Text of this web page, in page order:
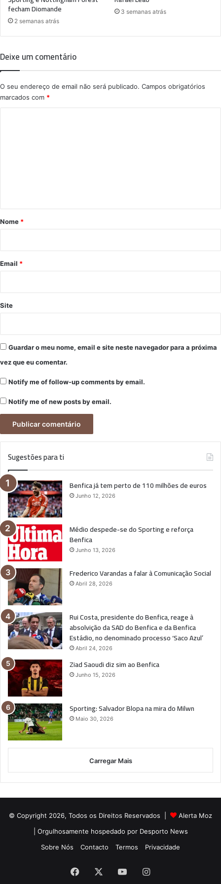
fecham Diomande
2 semanas atrás
3 semanas atrás
Deixe um comentário
O seu endereço de email não será publicado. Campos obrigatórios
marcados com *
r
*
Nome *
Email *
Site
Guardar o meu nome, email e site neste navegador para a próxima
vez que eu comentar.
Notify me of follow-up comments by email.
Notify me of new posts by email.
Sugestões para ti
Benfica já tem perto de 110 milhões de euros
Junho 12, 2026
Médio despede-se do Sporting e reforça
Benfica
Junho 13, 2026
Frederico Varandas a falar à Comunicação Social
Abril 28, 2026
Rui Costa, presidente do Benfica, reage à
absolvição da SAD do Benfica e da Benfica
Estádio, no denominado processo ‘Saco Azul’
Abril 24, 2026
Ziad Saoudi diz sim ao Benfica
Junho 15, 2026
Sporting: Salvador Blopa na mira do Milwn
Maio 30, 2026
Carregar Mais
© Copyright 2026, Todos os Direitos Reservados |
Alerta Moz
| Orgulhosamente hospedado por Desporto News
Sobre Nós
Contacto Termos Privacidade
Facebook YouTubeInstagram